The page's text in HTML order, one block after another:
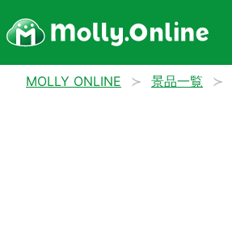
MOLLY ONLINE 景品一覧